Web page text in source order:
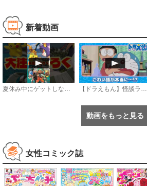
新着動画
夏休み中にゲットしないと損をする コロコロコミック9月号大注目ふろく3選 【ドラえもん】怪談ランプ《公式》
動画をもっと見る
女性コミック誌